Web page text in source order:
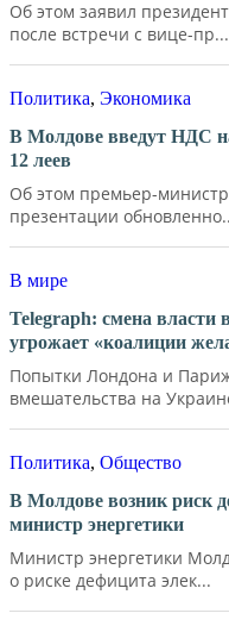
Об этом заявил
после встречи с вице-пр...
Политика, Экономика
В Молдове введут НДС
12 леев
Об этом премьер-
презентации
В мире
Telegraph: смена
угрожает «коалиции
Попытки Лондона и
вмешательства на
Политика, Общество
В Молдове возник риск
министр энергетики
Министр энергетики
о риске дефицита элек...